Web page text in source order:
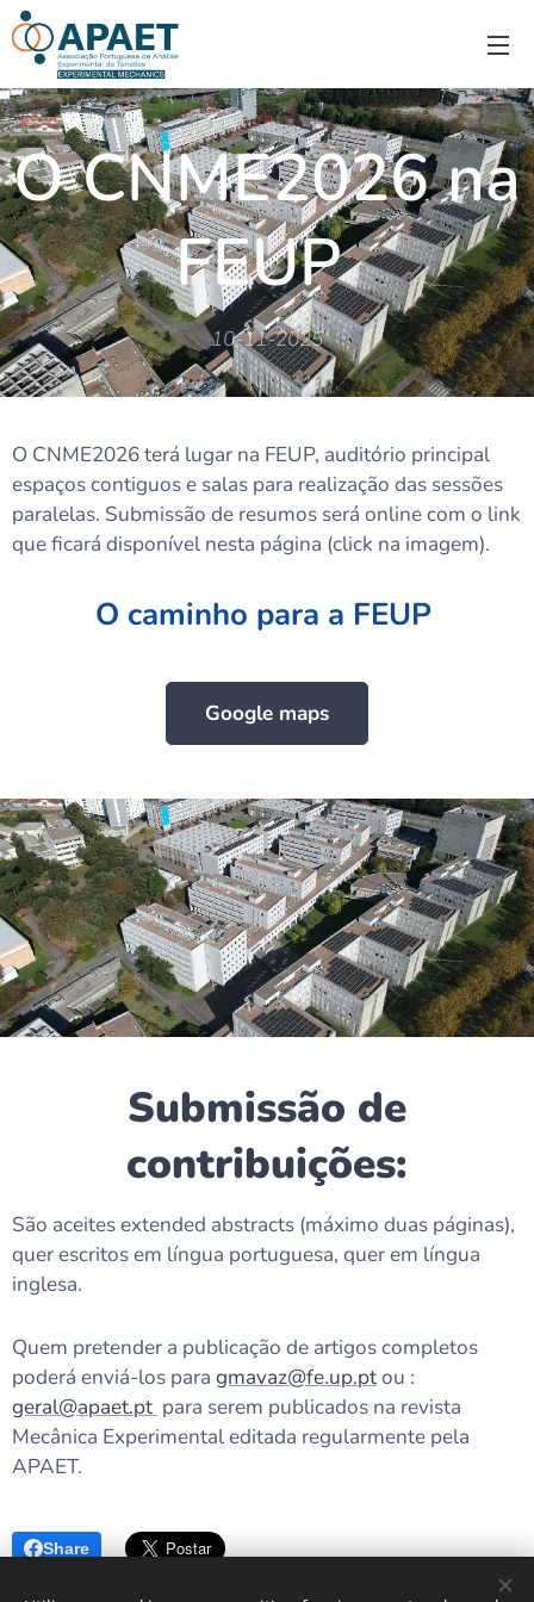
O CNME2026 na
FEUP
10-11-2025
O CNME2026 terá lugar na FEUP, auditório principal
espaços contiguos e salas para realização das sessões
paralelas. Submissão de resumos será online com o link
que ficará disponível nesta página (click na imagem).
O caminho para a FEUP
Google maps
Submissão de
contribuições:
São aceites extended abstracts (máximo duas páginas),
quer escritos em língua portuguesa, quer em língua
inglesa.
Quem pretender a publicação de artigos completos
poderá enviá-los para gmavaz@fe.up.ptou :
geral@apaet.pt para serem publicados na revista
Mecânica Experimental editada regularmente pela
APAET.
Share